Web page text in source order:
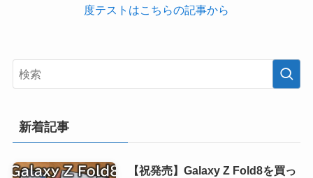
度テストはこちらの記事から
新着記事
【祝発売】Galaxy Z Fold8を買っ